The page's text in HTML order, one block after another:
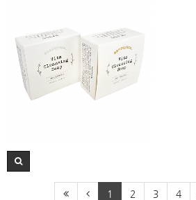
새로연 비타솝
1 2 3 4